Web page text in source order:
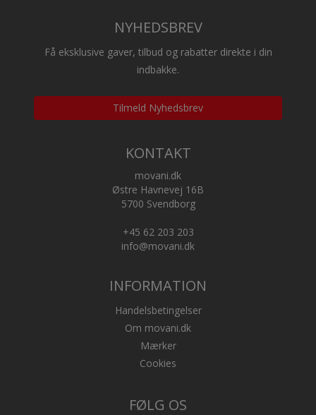
NYHEDSBREV
Få eksklusive gaver, tilbud og rabatter direkte i din
indbakke.
Tilmeld Nyhedsbrev
KONTAKT
movani.dk
Østre Havnevej 16B
5700 Svendborg
+45 62 203 203
info@movani.dk
INFORMATION
Handelsbetingelser
Om movani.dk
Mærker
Cookies
FØLG OS